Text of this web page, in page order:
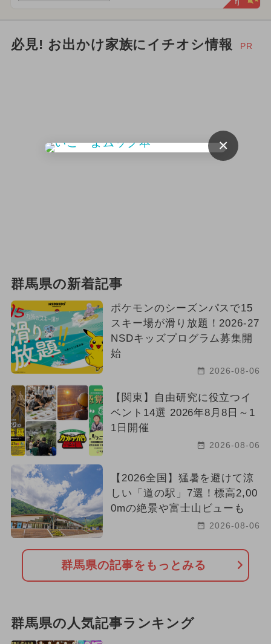
必見! お出かけ家族にイチオシ情報 PR
群馬県の新着記事
ポケモンのシーズンパスで15
スキー場が滑り放題！2026-27
NSDキッズプログラム募集開
始
2026-08-06
【関東】自由研究に役立つイ
ベント14選 2026年8月8日～1
1日開催
2026-08-06
【2026全国】猛暑を避けて涼
しい「道の駅」7選！標高2,00
0mの絶景や富士山ビューも
2026-08-06
群馬県の記事をもっとみる
群馬県の人気記事ランキング
×